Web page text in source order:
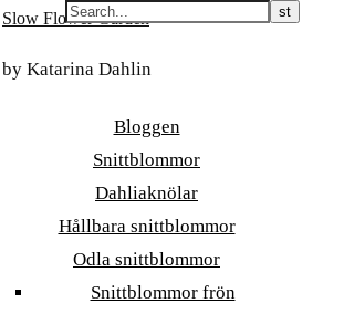
Slow Flower Garden
by Katarina Dahlin
Bloggen
Snittblommor
Dahliaknölar
Hållbara snittblommor
Odla snittblommor
Snittblommor frön